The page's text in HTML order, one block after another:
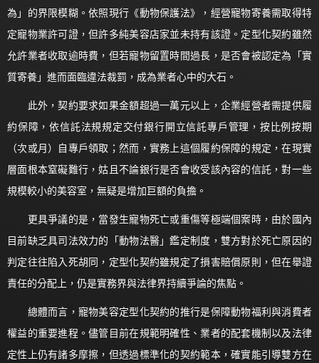
為」的界限模糊。依照現行《動物保護法》，經營寵物寄養需取得特
定寵物業許可證，但許多純美容店家並未持有該證。定型化契約雖然
允許業者收取逾時費，但若寵物留置時間過長，是否會被認定為「實
質寄養」進而面臨違法裁罰，成為業者心中的大石。
此外，契約要求如果金額超過一萬元以上，企業經營者需提供履
約保障，依信託法規規定交付銀行開立信託專戶管理，按比例按期
（次或月）自專戶領取；然而，實務上這個履約保障的規定，在現實
層面根本窒礙難行，姑且不論銀行是否會收受該內容的信託，對一些
規模較小的美容室，無疑是增加巨額的負擔。
更具爭議的是，當發生寵物死亡或重傷等極端個案時，由於國內
目前缺乏具司法效力的「動物法醫」鑑定制度，雙方對於死亡原因的
判定往往陷入死胡同，定型化契約雖規定了損害賠償原則，但在舉證
責任的分配上，仍是實務界與法律界持續爭論的焦點。
總體而言，寵物美容定型化契約的推行是保障動物福利與消費者
權益的重要進程。儘管目前在規範明確性、業者的配套機制以及法律
定性上仍有諸多摩擦，但透過標準化的契約範本，確實能引導雙方在